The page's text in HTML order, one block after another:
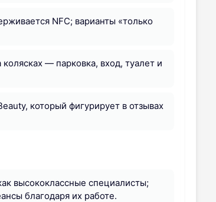
NFC; варианты «только
— парковка, вход, туалет и
который фигурирует в отзывах
высококлассные специалисты;
благодаря их работе.